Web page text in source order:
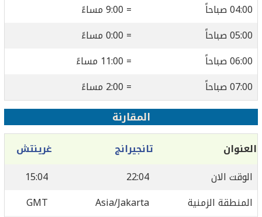
04:00 صباحاً
= 9:00 مساءً
05:00 صباحاً
= 0:00 مساءً
06:00 صباحاً
= 11:00 مساءً
07:00 صباحاً
= 2:00 مساءً
المقارنة
العنوان تانجيرانج
غرينتش
الوقت الان
22:04
15:04
المنطقة الزمنية
Asia/Jakarta
GMT